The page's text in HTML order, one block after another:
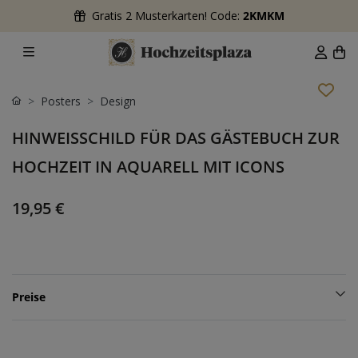
Gratis 2 Musterkarten! Code: 2KMKM
Posters Design
HINWEISSCHILD FÜR DAS GÄSTEBUCH ZUR
HOCHZEIT IN AQUARELL MIT ICONS
19,95 €
Preise